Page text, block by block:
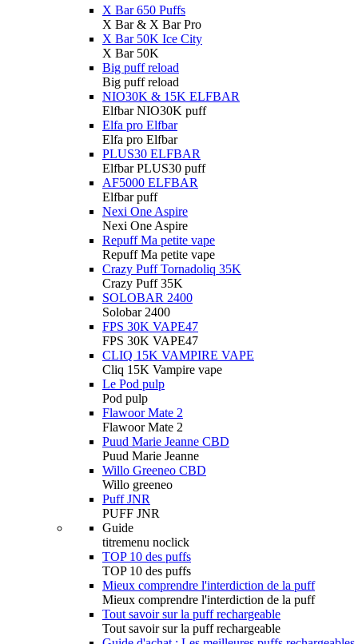
X Bar 650 Puffs
X Bar & X Bar Pro
X Bar 50K Ice City
X Bar 50K
Big puff reload
Big puff reload
NIO30K & 15K ELFBAR
Elfbar NIO30K puff
Elfa pro Elfbar
Elfa pro Elfbar
PLUS30 ELFBAR
Elfbar PLUS30 puff
AF5000 ELFBAR
Elfbar puff
Nexi One Aspire
Nexi One Aspire
Repuff Ma petite vape
Repuff Ma petite vape
Crazy Puff Tornadoliq 35K
Crazy Puff 35K
SOLOBAR 2400
Solobar 2400
FPS 30K VAPE47
FPS 30K VAPE47
CLIQ 15K VAMPIRE VAPE
Cliq 15K Vampire vape
Le Pod pulp
Pod pulp
Flawoor Mate 2
Flawoor Mate 2
Puud Marie Jeanne CBD
Puud Marie Jeanne
Willo Greeneo CBD
Willo greeneo
Puff JNR
PUFF JNR
Guide
titremenu noclick
TOP 10 des puffs
TOP 10 des puffs
Mieux comprendre l'interdiction de la puff
Mieux comprendre l'interdiction de la puff
Tout savoir sur la puff rechargeable
Tout savoir sur la puff rechargeable